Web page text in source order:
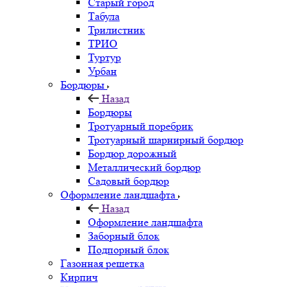
Табула
Трилистник
ТРИО
Туртур
Урбан
Бордюры
Назад
Бордюры
Тротуарный поребрик
Тротуарный шарнирный бордюр
Бордюр дорожный
Металлический бордюр
Садовый бордюр
Оформление ландшафта
Назад
Оформление ландшафта
Заборный блок
Подпорный блок
Газонная решетка
Кирпич